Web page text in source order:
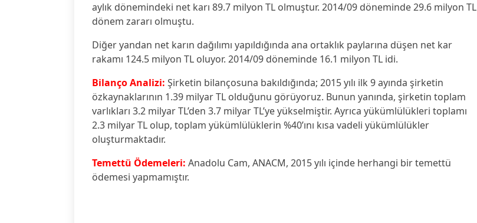
aylık dönemindeki net karı 89.7 milyon TL olmuştur. 2014/09 döneminde 29.6 milyon TL
dönem zararı olmuştu.
Diğer yandan net karın dağılımı yapıldığında ana ortaklık paylarına düşen net kar
rakamı 124.5 milyon TL oluyor. 2014/09 döneminde 16.1 milyon TL idi.
Bilanço Analizi: Şirketin bilançosuna bakıldığında; 2015 yılı ilk 9 ayında şirketin
özkaynaklarının 1.39 milyar TL olduğunu görüyoruz. Bunun yanında, şirketin toplam
varlıkları 3.2 milyar TL’den 3.7 milyar TL’ye yükselmiştir. Ayrıca yükümlülükleri toplamı
2.3 milyar TL olup, toplam yükümlülüklerin %40’ını kısa vadeli yükümlülükler
oluşturmaktadır.
Temettü Ödemeleri: Anadolu Cam, ANACM, 2015 yılı içinde herhangi bir temettü
ödemesi yapmamıştır.